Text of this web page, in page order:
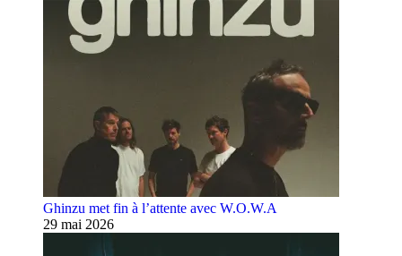
Ghinzu met fin à l’attente avec W.O.W.A
29 mai 2026